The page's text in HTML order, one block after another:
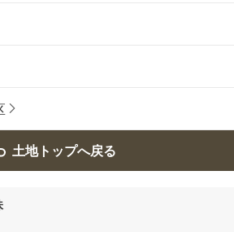
土地トップへ戻る